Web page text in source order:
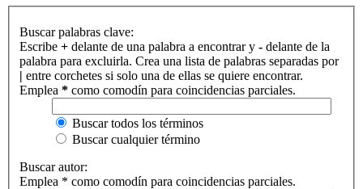
Buscar palabras clave:
Escribe + delante de una palabra a encontrar y - delante de la
palabra para excluirla. Crea una lista de palabras separadas por
| entre corchetes si solo una de ellas se quiere encontrar.
Emplea * como comodín para coincidencias parciales.
Buscar todos los términos
Buscar cualquier término
Buscar autor:
Emplea * como comodín para coincidencias parciales.